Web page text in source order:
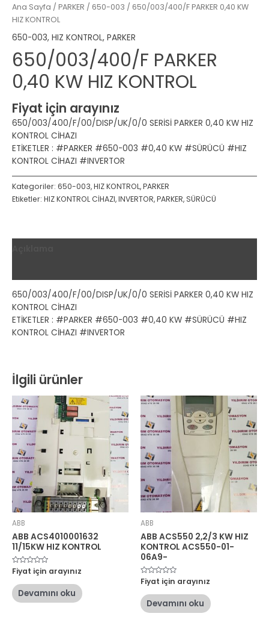
Ana Sayfa / PARKER / 650-003 / 650/003/400/F PARKER 0,40 KW
HIZ KONTROL
650-003, HIZ KONTROL, PARKER
650/003/400/F PARKER
0,40 KW HIZ KONTROL
Fiyat için arayınız
650/003/400/F/00/DISP/UK/0/0 SERİSİ PARKER 0,40 KW HIZ
KONTROL CİHAZI
ETİKETLER : #PARKER #650-003 #0,40 KW #SÜRÜCÜ #HIZ
KONTROL CİHAZI #INVERTOR
Kategoriler: 650-003,HIZ KONTROL,PARKER
Etiketler: HIZ KONTROL CİHAZI,INVERTOR,PARKER, SÜRÜCÜ
650/003/400/F/00/DISP/UK/0/0 SERİSİ PARKER 0,40 KW HIZ
KONTROL CİHAZI
ETİKETLER : #PARKER #650-003 #0,40 KW #SÜRÜCÜ #HIZ
KONTROL CİHAZI #INVERTOR
İlgili ürünler
ABB
ABB ACS4010001632
11/15KW HIZ KONTROL
5
üzerinden
oy
aldı
Fiyat için arayınız
Devamını oku
ABB
ABB ACS550 2,2/3 KW HIZ
KONTROL ACS550-01-
06A9-
5
üzerinden
oy
aldı
Fiyat için arayınız
Devamını oku